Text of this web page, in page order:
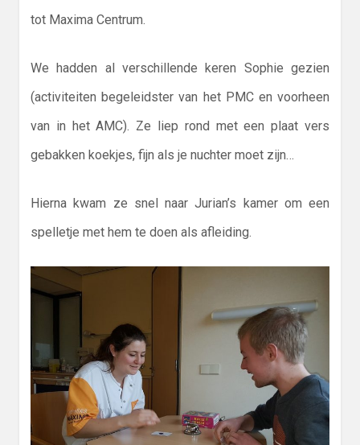
tot Maxima Centrum.
We hadden al verschillende keren Sophie gezien
(activiteiten begeleidster van het PMC en voorheen
van in het AMC). Ze liep rond met een plaat vers
gebakken koekjes, fijn als je nuchter moet zijn…
Hierna kwam ze snel naar Jurian’s kamer om een
spelletje met hem te doen als afleiding.